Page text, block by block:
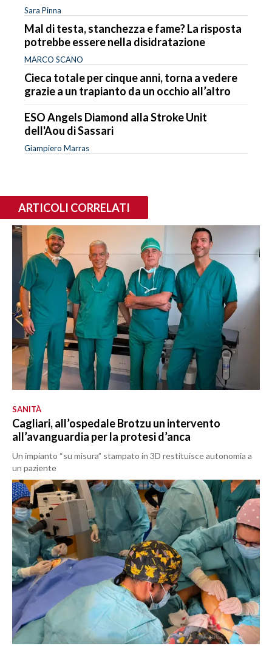
Sara Pinna
Mal di testa, stanchezza e fame? La risposta
potrebbe essere nella disidratazione
MARCO SCANO
Cieca totale per cinque anni, torna a vedere
grazie a un trapianto da un occhio all’altro
ESO Angels Diamond alla Stroke Unit
dell'Aou di Sassari
Giampiero Marras
ARTICOLI CORRELATI
SANITÀ
Cagliari, all’ospedale Brotzu un intervento
all’avanguardia per la protesi d’anca
Un impianto “su misura” stampato in 3D restituisce autonomia a
un paziente